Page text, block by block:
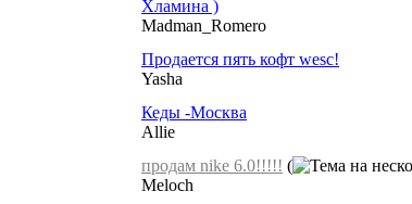
Хламина )
Madman_Romero
Продается пять кофт wesc!
Yasha
Кеды -Москва
Allie
продам nike 6.0!!!!! (
Meloch